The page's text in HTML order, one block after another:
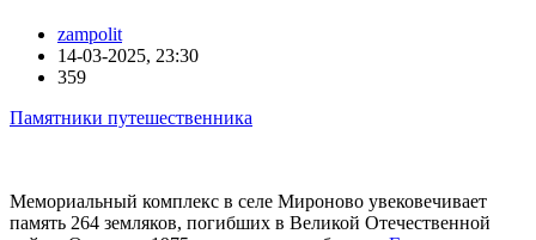
zampolit
14-03-2025, 23:30
359
Памятники путешественника
Мемориальный комплекс в селе Мироново увековечивает
память 264 земляков, погибших в Великой Отечественной